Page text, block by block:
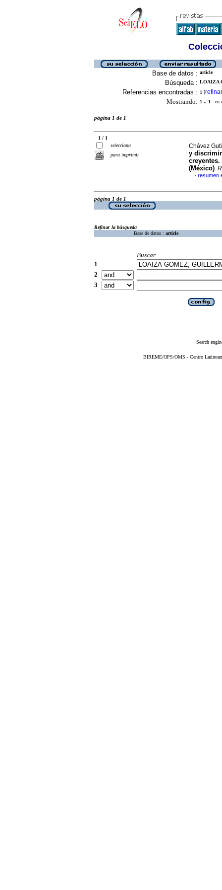
Base de datos : article
Búsqueda : LOAIZA
Referencias encontradas : 1 [refinar
Mostrando: 1 .. 1 en
página 1 de 1
1 / 1
selecciona
para imprimir
Chávez
y
(México).
· resumen
página 1 de 1
Refinar la búsqueda
Base de datos : article
Buscar
1
2
3
Search
BIREME/OPS/OMS - Centro